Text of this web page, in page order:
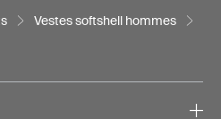
Vestes softshell hommes